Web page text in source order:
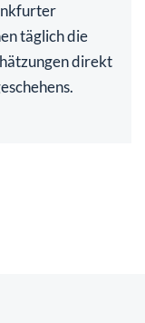
täglich die
direkt